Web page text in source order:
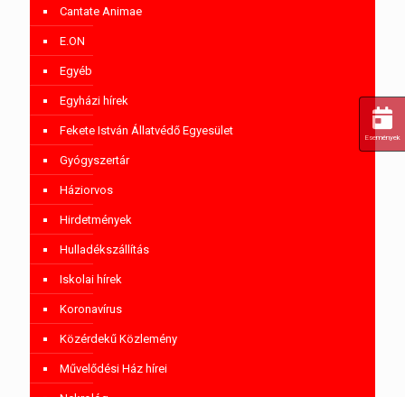
Cantate Animae
E.ON
Egyéb
Egyházi hírek
Fekete István Állatvédő Egyesület
Gyógyszertár
Háziorvos
Hirdetmények
Hulladékszállítás
Iskolai hírek
Koronavírus
Közérdekű Közlemény
Művelődési Ház hírei
Események